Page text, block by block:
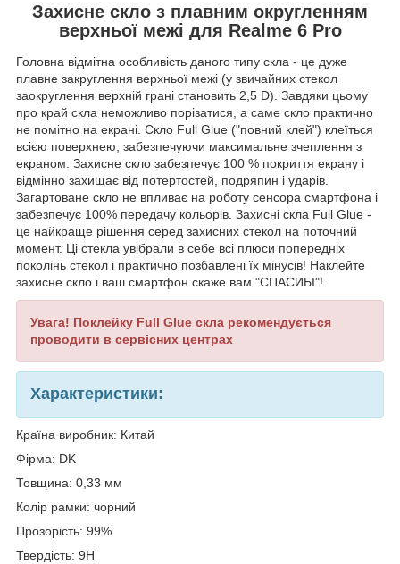
Захисне скло з плавним округленням
верхньої межі для Realme 6 Pro
Головна відмітна особливість даного типу скла - це дуже
плавне закруглення верхньої межі (у звичайних стекол
заокруглення верхній грані становить 2,5 D). Завдяки цьому
про край скла неможливо порізатися, а саме скло практично
не помітно на екрані. Скло Full Glue ("повний клей") клеїться
всією поверхнею, забезпечуючи максимальне зчеплення з
екраном. Захисне скло забезпечує 100 % покриття екрану і
відмінно захищає від потертостей, подряпин і ударів.
Загартоване скло не впливає на роботу сенсора смартфона і
забезпечує 100% передачу кольорів. Захисні скла Full Glue -
це найкраще рішення серед захисних стекол на поточний
момент. Ці стекла увібрали в себе всі плюси попередніх
поколінь стекол і практично позбавлені їх мінусів! Наклейте
захисне скло і ваш смартфон скаже вам "СПАСИБІ"!
Увага! Поклейку Full Glue скла рекомендується
проводити в сервісних центрах
Характеристики:
Країна виробник: Китай
Фірма: DK
Товщина: 0,33 мм
Колір рамки: чорний
Прозорість: 99%
Твердість: 9H